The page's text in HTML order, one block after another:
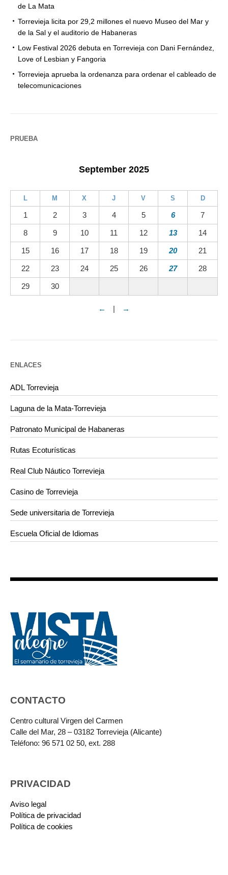
de La Mata
Torrevieja licita por 29,2 millones el nuevo Museo del Mar y
de la Sal y el auditorio de Habaneras
Low Festival 2026 debuta en Torrevieja con Dani Fernández,
Love of Lesbian y Fangoria
Torrevieja aprueba la ordenanza para ordenar el cableado de
telecomunicaciones
PRUEBA
September 2025
L M X J V S D
1 2 3 4 5 6 7
8 9 10 11 12 13 14
15 16 17 18 19 20 21
22 23 24 25 26 27 28
29 30
← | →
ENLACES
ADL Torrevieja
Laguna de la Mata-Torrevieja
Patronato Municipal de Habaneras
Rutas Ecoturísticas
Real Club Náutico Torrevieja
Casino de Torrevieja
Sede universitaria de Torrevieja
Escuela Oficial de Idiomas
CONTACTO
Centro cultural Virgen del Carmen
Calle del Mar, 28 – 03182 Torrevieja (Alicante)
Teléfono: 96 571 02 50, ext. 288
PRIVACIDAD
Aviso legal
Política de privacidad
Política de cookies